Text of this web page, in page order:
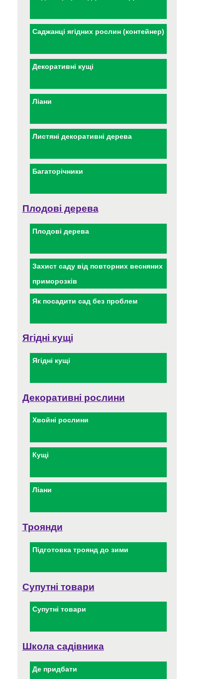
Саджанці ягідних рослин (контейнер)
Декоративні кущі
Ліани
Листяні декоративні дерева
Багаторічники
Плодові дерева
Плодові дерева
Захист саду від повторних весняних
приморозків
Як посадити сад без проблем
Ягідні кущі
Ягідні кущі
Декоративні рослини
Хвойні рослини
Кущі
Ліани
Троянди
Підготовка троянд до зими
Супутні товари
Супутні товари
Школа садівника
Де придбати